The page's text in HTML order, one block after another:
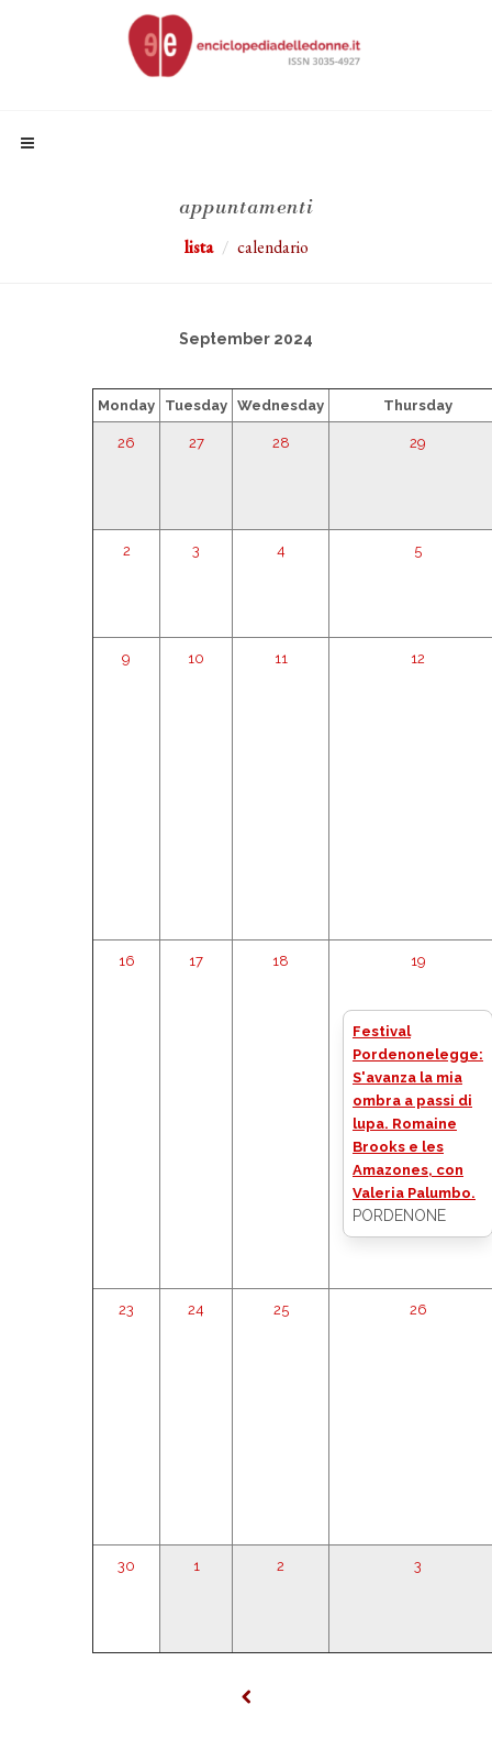
appuntamenti
lista calendario
September 2024
Monday Tuesday Wednesday Thursday
26 27 28 29
2 3 4 5
9 10 11 12
16 17 18 19
Festival
Pordenonelegge:
S'avanza la mia
ombra a passi di
lupa. Romaine
Brooks e les
Amazones, con
Valeria Palumbo.
PORDENONE
23 24 25 26
30 1 2 3